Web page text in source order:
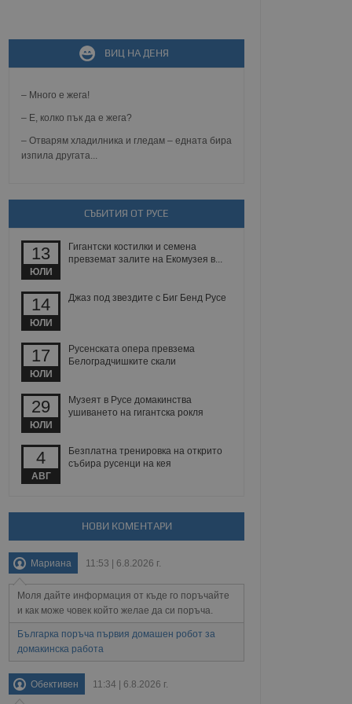
ВИЦ НА ДЕНЯ
– Много е жега!
– Е, колко пък да е жега?
– Отварям хладилника и гледам – едната бира
изпила другата...
СЪБИТИЯ ОТ РУСЕ
13
ЮЛИ
Гигантски костилки и семена
превземат залите на Екомузея в...
14
ЮЛИ
Джаз под звездите с Биг Бенд Русе
17
ЮЛИ
Русенската опера превзема
Белоградчишките скали
29
ЮЛИ
Музеят в Русе домакинства
ушиването на гигантска рокля
4
АВГ
Безплатна тренировка на открито
събира русенци на кея
НОВИ КОМЕНТАРИ
Мариана 11:53 | 6.8.2026 г.
Моля дайте информация от къде го поръчайте
и как може човек който желае да си поръча.
Българка поръча първия домашен робот за
домакинска работа
Обективен 11:34 | 6.8.2026 г.
зададена от уеб
неразрешеното
Той не съдържа
при затваряне
на съгласието на
за тяхното
данни за съгласието
между хората
на
бисквитките,
и
и
използва
потребител може
поведение и
на сайта. Тя
с
на
на сайта.
взаимодействия
и потребителския
събиране на данни
за
се
на тестване.
данни,
на посещенията,
били заредени.
опит.
на прегледи на
на
тя може
новата или
на сайта. Тя
която е
в целия
на социалните
Описание